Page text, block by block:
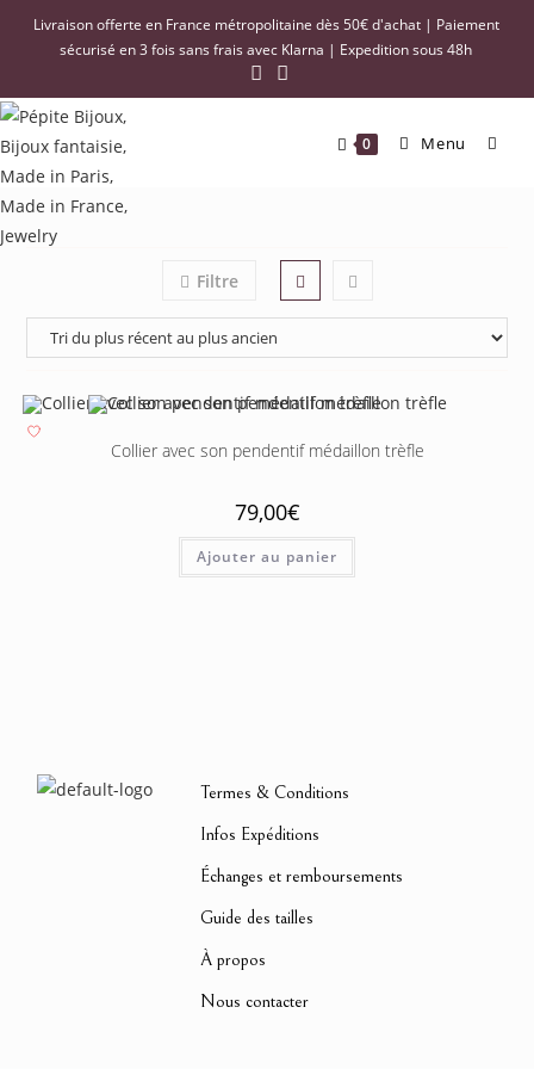
Livraison offerte en France métropolitaine dès 50€ d'achat | Paiement
sécurisé en 3 fois sans frais avec Klarna | Expedition sous 48h
0 Menu
Filtre
Collier avec son pendentif médaillon trèfle
79,00€
Ajouter au panier
Termes & Conditions
Infos Expéditions
Échanges et remboursements
Guide des tailles
À propos
Nous contacter